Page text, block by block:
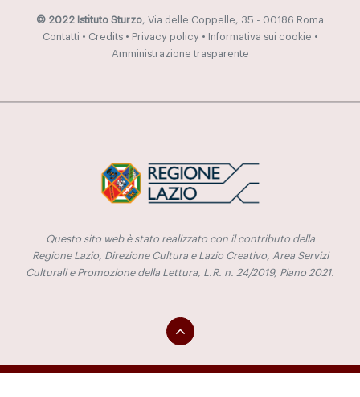
© 2022 Istituto Sturzo, Via delle Coppelle, 35 - 00186 Roma
Contatti • Credits• Privacy policy• Informativa sui cookie •
Amministrazione trasparente
Questo sito web è stato realizzato con il contributo della
Regione Lazio, Direzione Cultura e Lazio Creativo, Area Servizi
Culturali e Promozione della Lettura, L.R. n. 24/2019, Piano 2021.